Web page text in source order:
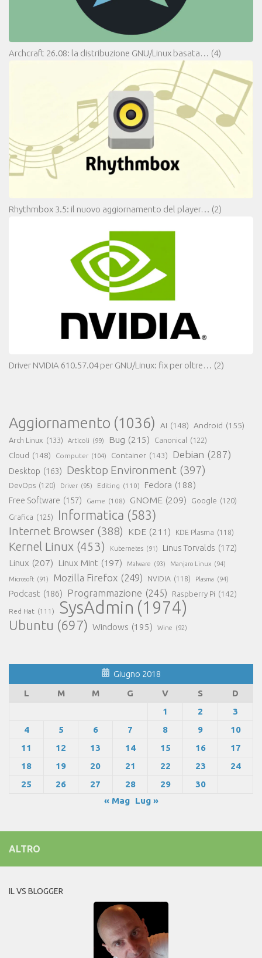
Archcraft 26.08: la distribuzione GNU/Linux basata… (4)
Rhythmbox 3.5: il nuovo aggiornamento del player… (2)
Driver NVIDIA 610.57.04 per GNU/Linux: fix per oltre… (2)
Aggiornamento (1036) AI (148) Android (155)
Arch Linux (133) Articoli (99) Bug (215) Canonical (122)
Cloud (148) Computer (104) Container (143) Debian (287)
Desktop (163) Desktop Environment (397)
DevOps (120) Driver (95) Editing (110) Fedora (188)
Free Software (157) Game (108) GNOME (209) Google (120)
Grafica (125) Informatica (583)
Internet Browser (388) KDE (211) KDE Plasma (118)
Kernel Linux (453) Kubernetes (91) Linus Torvalds (172)
Linux (207) Linux Mint (197) Malware (93) Manjaro Linux (94)
Microsoft (91) Mozilla Firefox (249) NVIDIA (118) Plasma (94)
Podcast (186) Programmazione (245) Raspberry Pi (142)
Red Hat (111) SysAdmin (1974)
Ubuntu (697) Windows (195) Wine (92)
Giugno 2018
L
M M G V S
D
1
2
3
4
5 6 7 8 9
10
11
12 13 14 15 16
17
18
19 20 21 22 23
24
25
26 27 28 29
30
« Mag
Lug »
ALTRO
IL VS BLOGGER